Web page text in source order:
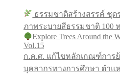
ธรรมชาติสร้างสรรค์ ชุดร
ภาพระบายสีธรรมชาติ 100
Explore Trees Around the
Vol.15
ก.ค.ศ. แก้ไขหลักเกณฑ์การ
บุคลากรทางการศึกษา ตำแ